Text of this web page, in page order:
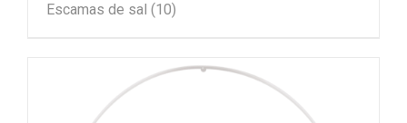
Escamas de sal (10)